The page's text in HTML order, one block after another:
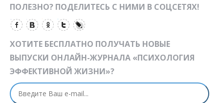
ПОЛЕЗНО? ПОДЕЛИТЕСЬ С НИМИ В СОЦСЕТЯХ!
ХОТИТЕ БЕСПЛАТНО ПОЛУЧАТЬ НОВЫЕ
ВЫПУСКИ ОНЛАЙН-ЖУРНАЛА «ПСИХОЛОГИЯ
ЭФФЕКТИВНОЙ ЖИЗНИ»?